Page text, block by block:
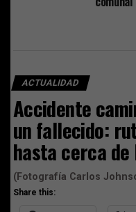
ACTUALIDAD
Accidente
un fallecido:
hasta cerca de
(Fotografía Carlos
Share this: